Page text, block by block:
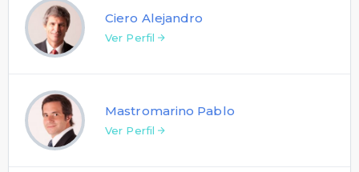
Ciero Alejandro
Ver Perfil
Mastromarino Pablo
Ver Perfil